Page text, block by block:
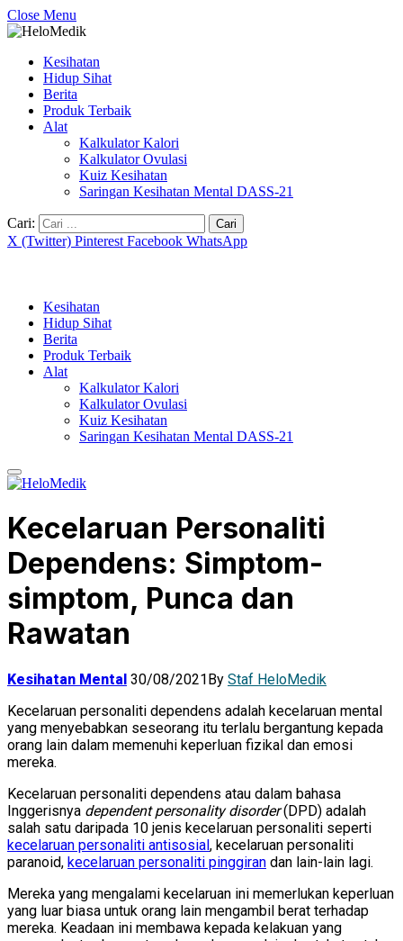
Close Menu
Kesihatan
Hidup Sihat
Berita
Produk Terbaik
Alat
Kalkulator Kalori
Kalkulator Ovulasi
Kuiz Kesihatan
Saringan Kesihatan Mental DASS-21
Cari:
X (Twitter) Pinterest Facebook WhatsApp
Kesihatan
Hidup Sihat
Berita
Produk Terbaik
Alat
Kalkulator Kalori
Kalkulator Ovulasi
Kuiz Kesihatan
Saringan Kesihatan Mental DASS-21
Kecelaruan Personaliti
Dependens: Simptom-
simptom, Punca dan
Rawatan
Kesihatan Mental 30/08/2021By Staf HeloMedik
Kecelaruan personaliti dependens adalah kecelaruan mental
yang menyebabkan seseorang itu terlalu bergantung kepada
orang lain dalam memenuhi keperluan fizikal dan emosi
mereka.
Kecelaruan personaliti dependens atau dalam bahasa
Inggerisnya dependent personality disorder(DPD) adalah
salah satu daripada 10 jenis kecelaruan personaliti seperti
kecelaruan personaliti antisosial, kecelaruan personaliti
paranoid, kecelaruan personaliti pinggiran dan lain-lain lagi.
Mereka yang mengalami kecelaruan ini memerlukan keperluan
yang luar biasa untuk orang lain mengambil berat terhadap
mereka. Keadaan ini membawa kepada kelakuan yang